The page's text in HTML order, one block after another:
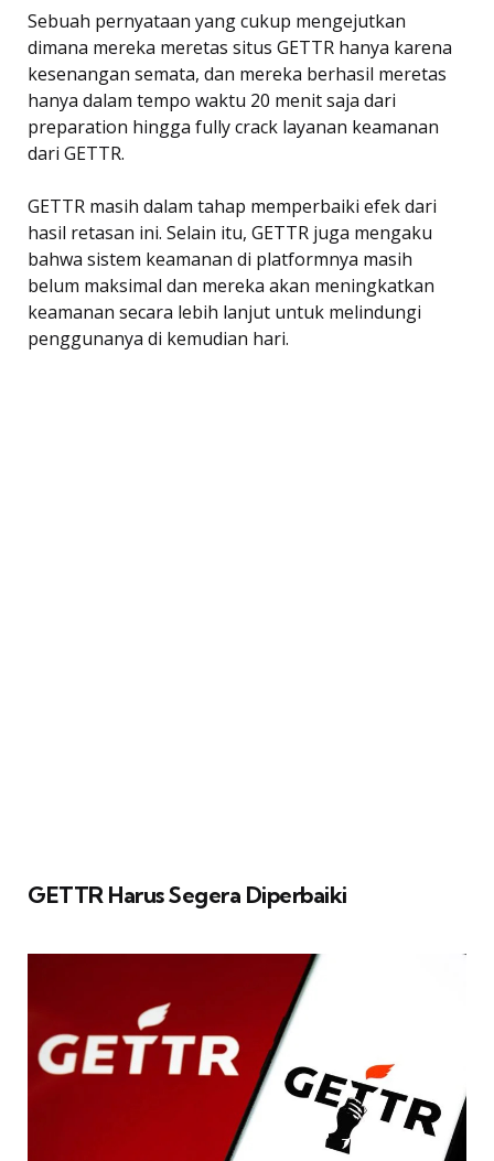
Sebuah pernyataan yang cukup mengejutkan
dimana mereka meretas situs GETTR hanya karena
kesenangan semata, dan mereka berhasil meretas
hanya dalam tempo waktu 20 menit saja dari
preparation hingga fully crack layanan keamanan
dari GETTR.
GETTR masih dalam tahap memperbaiki efek dari
hasil retasan ini. Selain itu, GETTR juga mengaku
bahwa sistem keamanan di platformnya masih
belum maksimal dan mereka akan meningkatkan
keamanan secara lebih lanjut untuk melindungi
penggunanya di kemudian hari.
GETTR Harus Segera Diperbaiki